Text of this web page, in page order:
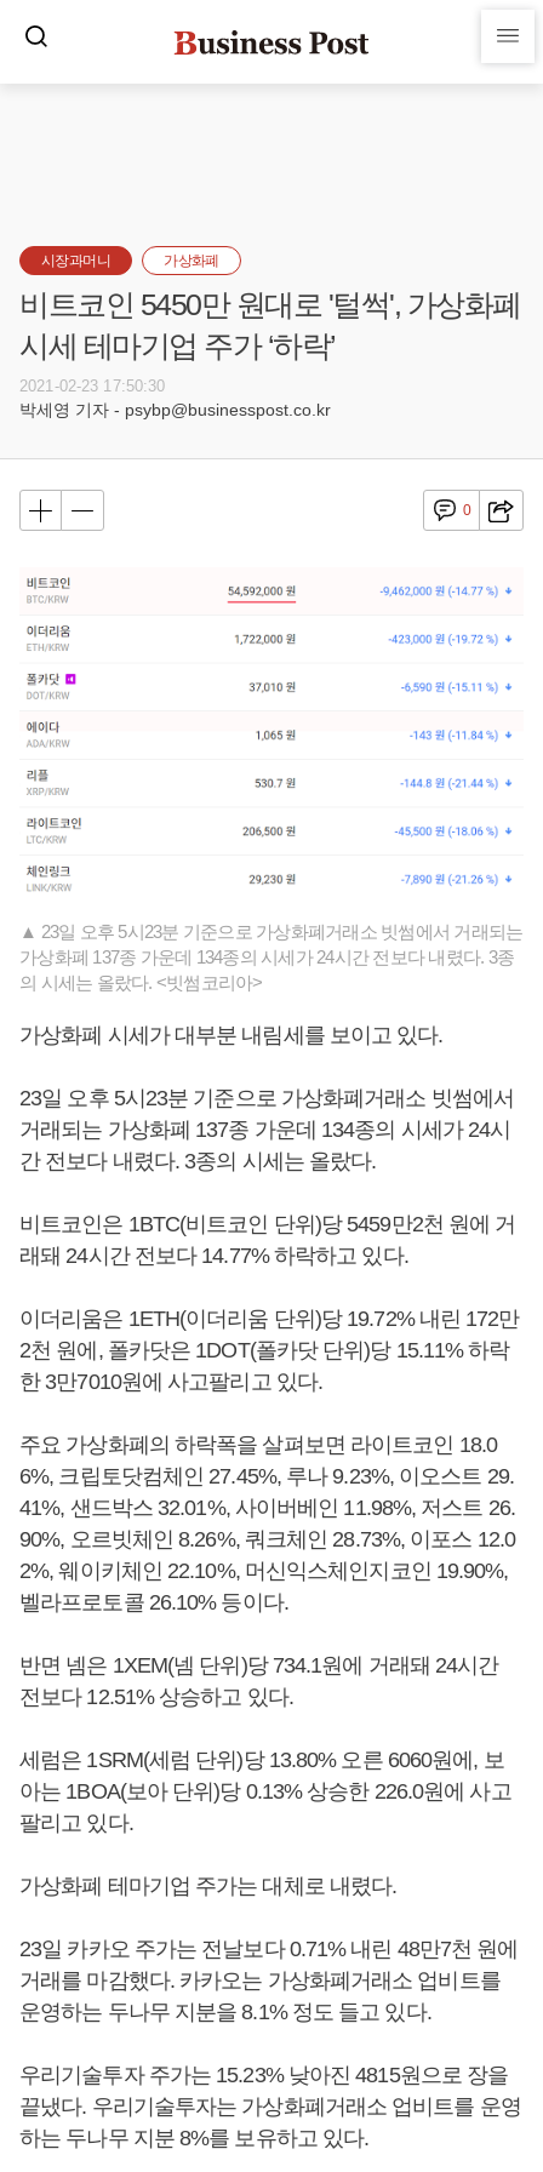
시장과머니 가상화폐
비트코인 5450만 원대로 '털썩', 가상화폐
시세 테마기업 주가 ‘하락’
2021-02-23 17:50:30
박세영 기자 - psybp@businesspost.co.kr
0
▲ 23일 오후 5시23분 기준으로 가상화폐거래소 빗썸에서 거래되는
가상화폐 137종 가운데 134종의 시세가 24시간 전보다 내렸다. 3종
의 시세는 올랐다. <빗썸코리아>
가상화폐 시세가 대부분 내림세를 보이고 있다.
23일 오후 5시23분 기준으로 가상화폐거래소 빗썸에서
거래되는 가상화폐 137종 가운데 134종의 시세가 24시
간 전보다 내렸다. 3종의 시세는 올랐다.
비트코인은 1BTC(비트코인 단위)당 5459만2천 원에 거
래돼 24시간 전보다 14.77% 하락하고 있다.
이더리움은 1ETH(이더리움 단위)당 19.72% 내린 172만
2천 원에, 폴카닷은 1DOT(폴카닷 단위)당 15.11% 하락
한 3만7010원에 사고팔리고 있다.
주요 가상화폐의 하락폭을 살펴보면 라이트코인 18.0
6%, 크립토닷컴체인 27.45%, 루나 9.23%, 이오스트 29.
41%, 샌드박스 32.01%, 사이버베인 11.98%, 저스트 26.
90%, 오르빗체인 8.26%, 쿼크체인 28.73%, 이포스 12.0
2%, 웨이키체인 22.10%, 머신익스체인지코인 19.90%,
벨라프로토콜 26.10% 등이다.
반면 넴은 1XEM(넴 단위)당 734.1원에 거래돼 24시간
전보다 12.51% 상승하고 있다.
세럼은 1SRM(세럼 단위)당 13.80% 오른 6060원에, 보
아는 1BOA(보아 단위)당 0.13% 상승한 226.0원에 사고
팔리고 있다.
가상화폐 테마기업 주가는 대체로 내렸다.
23일 카카오 주가는 전날보다 0.71% 내린 48만7천 원에
거래를 마감했다. 카카오는 가상화폐거래소 업비트를
운영하는 두나무 지분을 8.1% 정도 들고 있다.
우리기술투자 주가는 15.23% 낮아진 4815원으로 장을
끝냈다. 우리기술투자는 가상화폐거래소 업비트를 운영
하는 두나무 지분 8%를 보유하고 있다.